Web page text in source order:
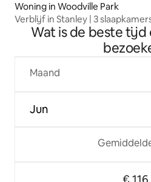
Woning in Woodville Park
Verblijf in Stanley | 3
speeltoestellen,
Wat is de beste tijd
Maand
Jun